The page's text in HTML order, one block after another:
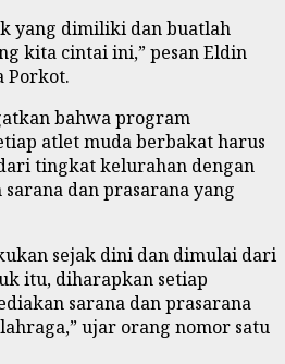
yang dimiliki dan buatlah
kita cintai ini,” pesan Eldin
Porkot.
bahwa program
atlet muda berbakat harus
tingkat kelurahan dengan
dan prasarana yang
sejak dini dan dimulai dari
itu, diharapkan setiap
sarana dan prasarana
ujar orang nomor satu